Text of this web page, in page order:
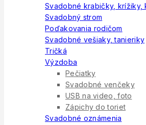
Svadobné krabičky, krížiky,
Svadobný strom
Poďakovania rodičom
Svadobné vešiaky, tanieriky
Tričká
Výzdoba
Pečiatky
Svadobné venčeky
USB na video, foto
Zápichy do toriet
Svadobné oznámenia